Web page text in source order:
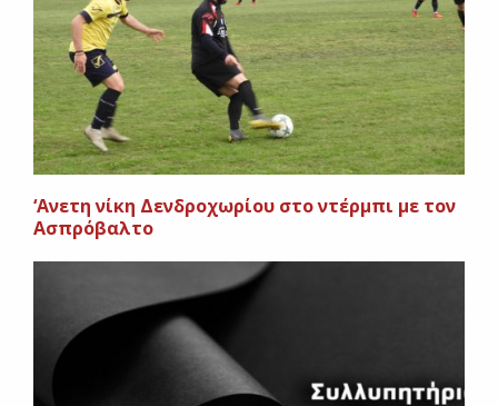
‘Ανετη νίκη Δενδροχωρίου στο ντέρμπι με τον
Ασπρόβαλτο